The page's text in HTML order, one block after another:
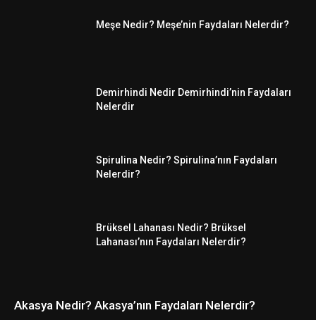
Meşe Nedir? Meşe’nin Faydaları Nelerdir?
Demirhindi Nedir Demirhindi’nin Faydaları
Nelerdir
Spirulina Nedir? Spirulina’nın Faydaları
Nelerdir?
Brüksel Lahanası Nedir? Brüksel
Lahanası’nın Faydaları Nelerdir?
Akasya Nedir? Akasya’nın Faydaları Nelerdir?